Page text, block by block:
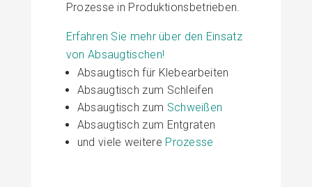
Prozesse in Produktionsbetrieben.
Erfahren Sie mehr über den Einsatz
von Absaugtischen!
Absaugtisch für Klebearbeiten
Absaugtisch zum Schleifen
Absaugtisch zum Schweißen
Absaugtisch zum Entgraten
und viele weitere Prozesse